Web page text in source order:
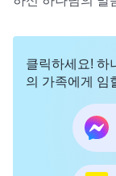
도대체 어떻게 하
클릭하세요! 하
의 가족에게 임